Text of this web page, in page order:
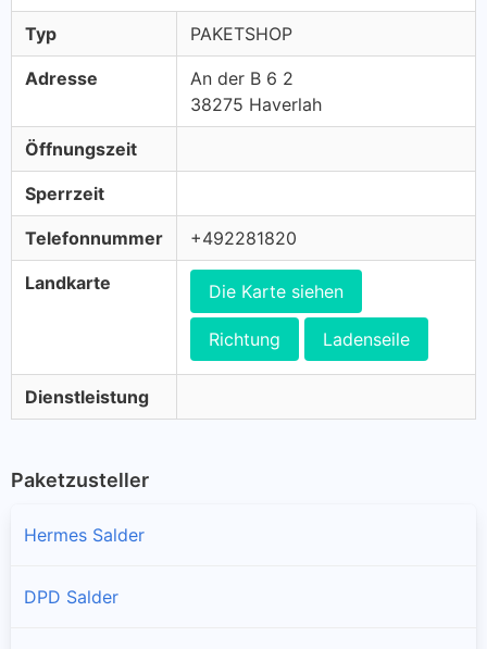
Typ PAKETSHOP
Adresse
An der B 6 2
38275 Haverlah
Öffnungszeit
Sperrzeit
Telefonnummer +492281820
Landkarte Die Karte siehen
Richtung Ladenseile
Dienstleistung
Paketzusteller
Hermes Salder
DPD Salder